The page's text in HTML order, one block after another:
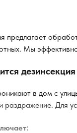
предлагает
Мы
в дом с
раздражение. Для